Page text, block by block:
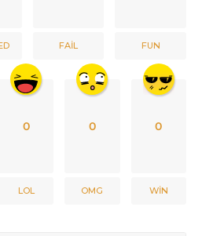
FAIL FUN
0
LOL
0
OMG
0
WIN